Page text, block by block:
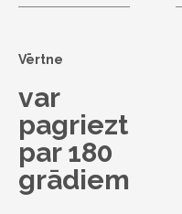
Vērtne
var
pagriezt
par 180
grādiem